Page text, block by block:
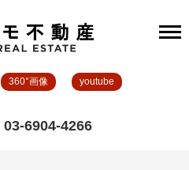
360°画像 youtube
03-6904-4266